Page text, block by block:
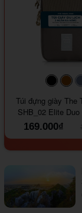
Túi đựng giày The
SHB_02 Elite
169.000₫